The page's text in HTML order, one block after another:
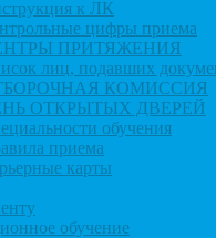
к ЛК
цифры приема
ПРИТЯЖЕНИЯ
лиц, подавших
КОМИССИЯ
ОТКРЫТЫХ ДВЕРЕЙ
обучения
приема
карты
обучение